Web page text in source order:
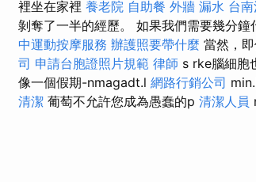
裡坐在家裡 養老院 自助餐 外牆 漏水 台
剝奪了一半的經歷。 如果我們需要幾分
中運動按摩服務 辦護照要帶什麼 當然，
司 申請台胞證照片規範 律師 s rke腦細胞
像一個假期-nmagadt.l 網路行銷公司
清潔 葡萄不允許您成為愚蠢的p 清潔人員